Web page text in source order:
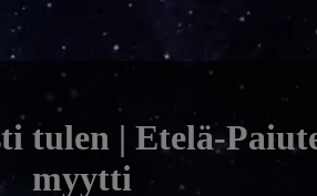
tulen | Etelä-
myytti